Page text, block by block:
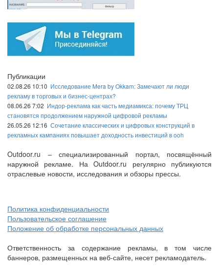
Публикации
02.08.26 10:10 Исследование Mera by Okkam: Замечают ли люди
рекламу в торговых и бизнес-центрах?
08.06.26 7:02 Индор-реклама как часть медиамикса: почему ТРЦ
становятся продолжением наружной цифровой рекламы
26.05.26 12:16 Сочетание классических и цифровых конструкций в
рекламных кампаниях повышает доходность инвестиций в ooh
Outdoor.ru – специализированный портал, посвящённый
наружной рекламе. На Outdoor.ru регулярно публикуются
отраслевые новости, исследования и обзоры прессы.
Политика конфиденциальности
Пользовательское соглашение
Положение об обработке персональных данных
Ответственность за содержание рекламы, в том числе
баннеров, размещенных на веб-сайте, несет рекламодатель.